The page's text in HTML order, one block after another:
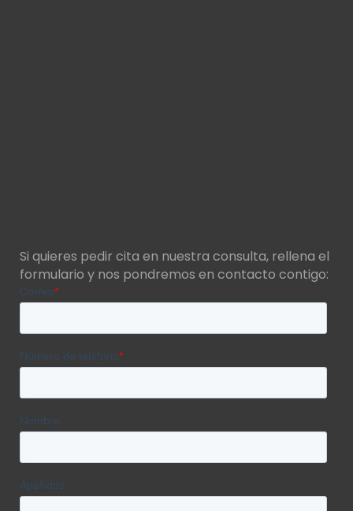
Si quieres pedir cita en nuestra consulta, rellena el
formulario y nos pondremos en contacto contigo: